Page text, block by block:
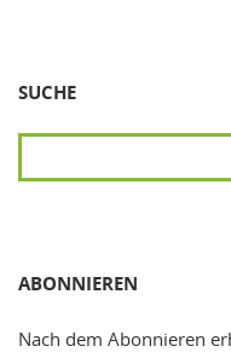
SUCHE
ABONNIEREN
Nach dem Abonnieren